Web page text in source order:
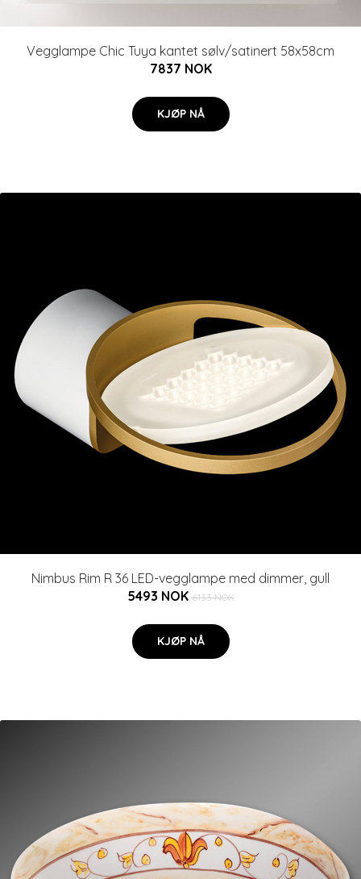
Vegglampe Chic Tuya kantet sølv/satinert 58x58cm
7837 NOK
KJØP NÅ
Nimbus Rim R 36 LED-vegglampe med dimmer, gull
5493 NOK 6133 NOK
KJØP NÅ